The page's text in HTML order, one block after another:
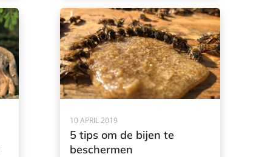
10 APRIL 2019
5 tips om de bijen te
beschermen